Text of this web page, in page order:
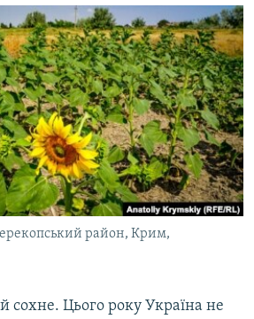
КРИМУ
район, Крим,
Цього року Україна не